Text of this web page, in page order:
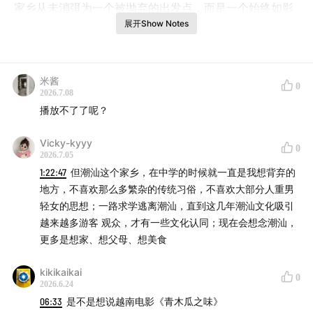
家乡从未消弭为一个被抛弃的出发点，而是一个始终如影
随形、不断发出神秘指令的“精神总部” 。
我在上海译文出版社出版的新书《出潮入海》 ，一起聊聊
从潮州出发，行走伦敦、巴黎、洛杉矶的全球潮汕人图景
这不仅仅是一次地域文化的寻根 。在这个连工作都变得高
度全球化、跨国游牧化的时代 ，“流散与重构秩序”成了每
个现代人都在面临的生命课题 。当我们离开稳定的母体环
境，在未知与新鲜感之间寻找平衡时 ，如何像潮汕人一
样，在异域构建起强韧的信用系统与精神港湾 ？
说话的人——
主播：洋紫、小天
嘉宾：李梓新，潮汕作家，三明治非虚构写作平台创始
展开Show Notes
米酱
2026.7.08
0
播放不了了呢？
Vicky-kyyy
2026.7.05
0
1:22:47 但潮汕这个家乡，在中学的时候就一直是我想背弃的
地方，不喜欢那么多繁杂的传统习俗，不喜欢大部分人重男
轻女的思想；一路求学逃离潮汕，直到这几年潮汕文化吸引
越来越多游客 观众，才有一些文化认同；现在会想念潮汕，
更多是想家、想父母、想美食
kikikaikai
2026.6.24
0
06:33 是不是想说越南电影《青木瓜之味》